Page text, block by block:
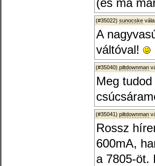
(és ma
(#35022) sunocske
A
váltóval!
(#35040) piltdownman
Meg
(#35041) piltdownman
Rossz
600mA,
a 7805-öt.